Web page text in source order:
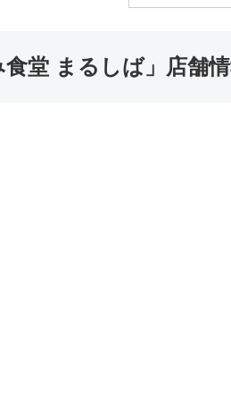
食堂 まるしば」店舗